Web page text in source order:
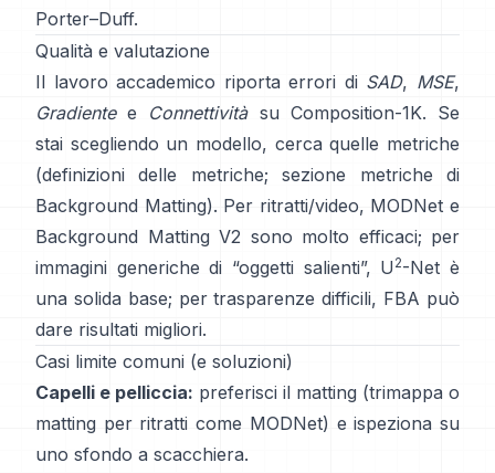
Porter–Duff.
Qualità e valutazione
Il lavoro accademico riporta errori di SAD, MSE,
Gradientee Connettivitàsu Composition-1K. Se
stai scegliendo un modello, cerca quelle metriche
(definizioni delle metriche;
sezione metriche di
Background Matting). Per ritratti/video, MODNet e
Background Matting V2 sono molto efficaci; per
immagini generiche di “oggetti salienti”, U 2-Net è
una solida base; per trasparenze difficili, FBA può
dare risultati migliori.
Casi limite comuni (e soluzioni)
Capelli e pelliccia: preferisci il matting (trimappa o
matting per ritratti come MODNet) e ispeziona su
uno sfondo a scacchiera.